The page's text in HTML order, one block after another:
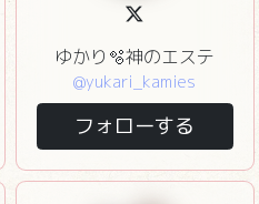
ゆかり🫧神のエステ
@yukari_kamies
フォローする